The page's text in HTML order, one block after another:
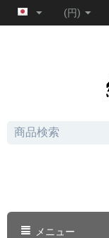
(円)
メニュー